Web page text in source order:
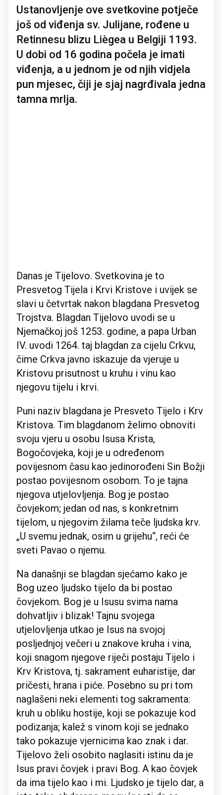
Ustanovljenje ove svetkovine potječe
još od viđenja sv. Julijane, rođene u
Retinnesu blizu Liègea u Belgiji 1193.
U dobi od 16 godina počela je imati
viđenja, a u jednom je od njih vidjela
pun mjesec, čiji je sjaj nagrđivala jedna
tamna mrlja.
Danas je Tijelovo. Svetkovina je to
Presvetog Tijela i Krvi Kristove i uvijek se
slavi u četvrtak nakon blagdana Presvetog
Trojstva. Blagdan Tijelovo uvodi se u
Njemačkoj još 1253. godine, a papa Urban
IV. uvodi 1264. taj blagdan za cijelu Crkvu,
čime Crkva javno iskazuje da vjeruje u
Kristovu prisutnost u kruhu i vinu kao
njegovu tijelu i krvi.
Puni naziv blagdana je Presveto Tijelo i Krv
Kristova. Tim blagdanom želimo obnoviti
svoju vjeru u osobu Isusa Krista,
Bogočovjeka, koji je u određenom
povijesnom času kao jedinorođeni Sin Božji
postao povijesnom osobom. To je tajna
njegova utjelovljenja. Bog je postao
čovjekom; jedan od nas, s konkretnim
tijelom, u njegovim žilama teče ljudska krv.
„U svemu jednak, osim u grijehu“, reći će
sveti Pavao o njemu.
Na današnji se blagdan sjećamo kako je
Bog uzeo ljudsko tijelo da bi postao
čovjekom. Bog je u Isusu svima nama
dohvatljiv i blizak! Tajnu svojega
utjelovljenja utkao je Isus na svojoj
posljednjoj večeri u znakove kruha i vina,
koji snagom njegove riječi postaju Tijelo i
Krv Kristova, tj. sakrament euharistije, dar
pričesti, hrana i piće. Posebno su pri tom
naglašeni neki elementi tog sakramenta:
kruh u obliku hostije, koji se pokazuje kod
podizanja; kalež s vinom koji se jednako
tako pokazuje vjernicima kao znak i dar.
Tijelovo želi osobito naglasiti istinu da je
Isus pravi čovjek i pravi Bog. A kao čovjek
da ima tijelo kao i mi. Ljudsko je tijelo dar, a